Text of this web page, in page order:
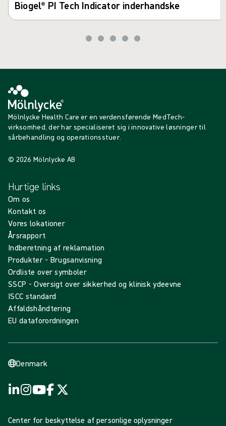
Biogel® PI Tech Indicator inderhandske
Mölnlycke Health Care er en verdensførende MedTech-
virksomhed, der har specialiseret sig i innovative løsninger til
sårbehandling og operationsstuer.
© 2026 Mölnlycke AB
Hurtige links
Om os
Kontakt os
Vores lokationer
Årsrapport
Indberetning af reklamation
Produkter - Brugsanvisning
Ordliste over symboler
SSCP - Oversigt over sikkerhed og klinisk ydeevne
ISCC standard
Affaldshåndtering
EU dataforordningen
Denmark
Center for beskyttelse af personlige oplysninger